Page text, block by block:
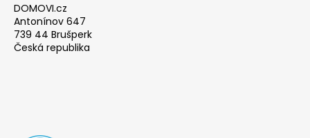
DOMOVI.cz
Antonínov 647
739 44 Brušperk
Česká republika